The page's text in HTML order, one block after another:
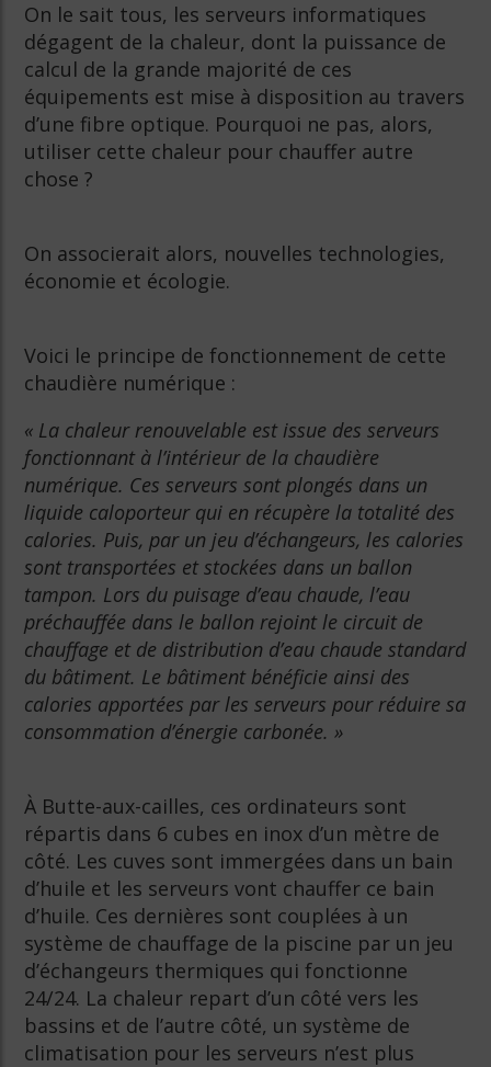
On le sait tous, les serveurs informatiques
dégagent de la chaleur, dont la puissance de
calcul de la grande majorité de ces
équipements est mise à disposition au travers
d’une fibre optique. Pourquoi ne pas, alors,
utiliser cette chaleur pour chauffer autre
chose ?
On associerait alors, nouvelles technologies,
économie et écologie.
Voici le principe de fonctionnement de cette
chaudière numérique :
« La chaleur renouvelable est issue des serveurs
fonctionnant à l’intérieur de la chaudière
numérique. Ces serveurs sont plongés dans un
liquide caloporteur qui en récupère la totalité des
calories. Puis, par un jeu d’échangeurs, les calories
sont transportées et stockées dans un ballon
tampon. Lors du puisage d’eau chaude, l’eau
préchauffée dans le ballon rejoint le circuit de
chauffage et de distribution d’eau chaude standard
du bâtiment. Le bâtiment bénéficie ainsi des
calories apportées par les serveurs pour réduire sa
consommation d’énergie carbonée. »
À Butte-aux-cailles, ces ordinateurs sont
répartis dans 6 cubes en inox d’un mètre de
côté. Les cuves sont immergées dans un bain
d’huile et les serveurs vont chauffer ce bain
d’huile. Ces dernières sont couplées à un
système de chauffage de la piscine par un jeu
d’échangeurs thermiques qui fonctionne
24/24. La chaleur repart d’un côté vers les
bassins et de l’autre côté, un système de
climatisation pour les serveurs n’est plus